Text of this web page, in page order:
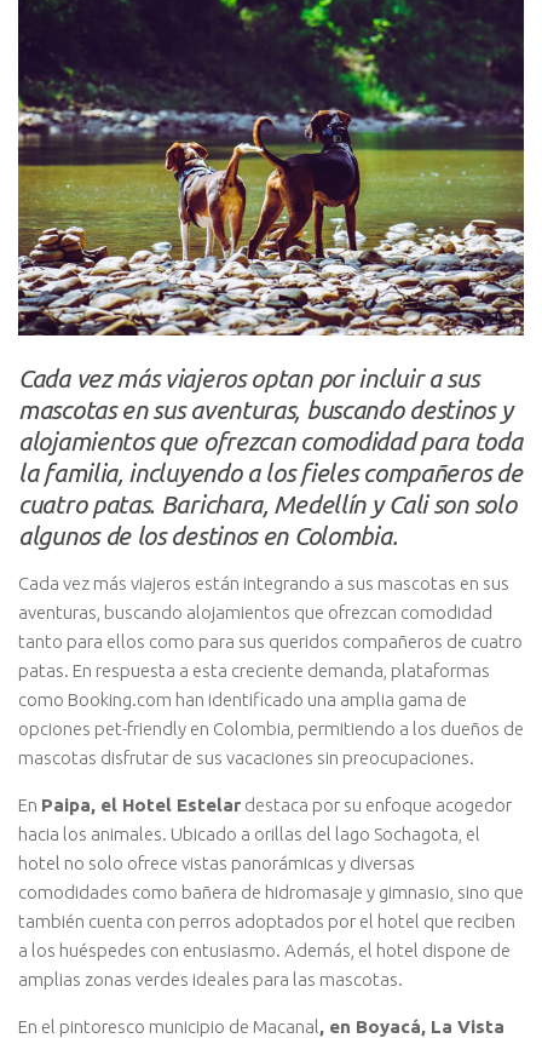
Cada vez más viajeros optan por incluir a sus
mascotas en sus aventuras, buscando destinos y
alojamientos que ofrezcan comodidad para toda
la familia, incluyendo a los fieles compañeros de
cuatro patas. Barichara, Medellín y Cali son solo
algunos de los destinos en Colombia.
Cada vez más viajeros están integrando a sus mascotas en sus
aventuras, buscando alojamientos que ofrezcan comodidad
tanto para ellos como para sus queridos compañeros de cuatro
patas. En respuesta a esta creciente demanda, plataformas
como Booking.com han identificado una amplia gama de
opciones pet-friendly en Colombia, permitiendo a los dueños de
mascotas disfrutar de sus vacaciones sin preocupaciones.
En Paipa, el Hotel Estelar destaca por su enfoque acogedor
hacia los animales. Ubicado a orillas del lago Sochagota, el
hotel no solo ofrece vistas panorámicas y diversas
comodidades como bañera de hidromasaje y gimnasio, sino que
también cuenta con perros adoptados por el hotel que reciben
a los huéspedes con entusiasmo. Además, el hotel dispone de
amplias zonas verdes ideales para las mascotas.
En el pintoresco municipio de Macanal, en Boyacá, La Vista